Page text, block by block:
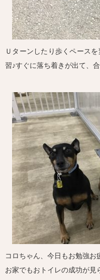
Ｕターンしたり歩くペース
習♪すぐに落ち着きが出て、
コロちゃん、今日もお勉強お
お家でもおトイレの成功が見